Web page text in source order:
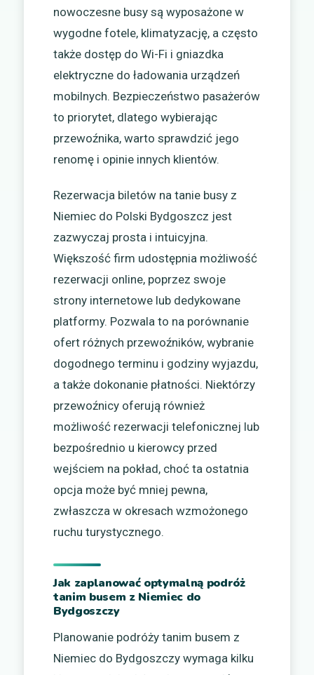
nowoczesne busy są wyposażone w
wygodne fotele, klimatyzację, a często
także dostęp do Wi-Fi i gniazdka
elektryczne do ładowania urządzeń
mobilnych. Bezpieczeństwo pasażerów
to priorytet, dlatego wybierając
przewoźnika, warto sprawdzić jego
renomę i opinie innych klientów.
Rezerwacja biletów na tanie busy z
Niemiec do Polski Bydgoszcz jest
zazwyczaj prosta i intuicyjna.
Większość firm udostępnia możliwość
rezerwacji online, poprzez swoje
strony internetowe lub dedykowane
platformy. Pozwala to na porównanie
ofert różnych przewoźników, wybranie
dogodnego terminu i godziny wyjazdu,
a także dokonanie płatności. Niektórzy
przewoźnicy oferują również
możliwość rezerwacji telefonicznej lub
bezpośrednio u kierowcy przed
wejściem na pokład, choć ta ostatnia
opcja może być mniej pewna,
zwłaszcza w okresach wzmożonego
ruchu turystycznego.
Jak zaplanować optymalną podróż
tanim busem z Niemiec do
Bydgoszczy
Planowanie podróży tanim busem z
Niemiec do Bydgoszczy wymaga kilku